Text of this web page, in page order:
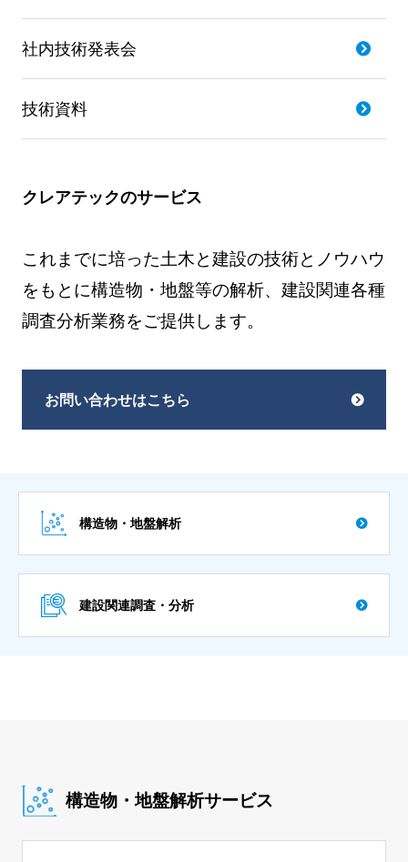
社内技術発表会
技術資料
クレアテックのサービス
これまでに培った土木と建設の技術とノウハウ
をもとに構造物・地盤等の解析、建設関連各種
調査分析業務をご提供します。
お問い合わせはこちら
構造物・地盤解析
建設関連調査・分析
構造物・地盤解析サービス